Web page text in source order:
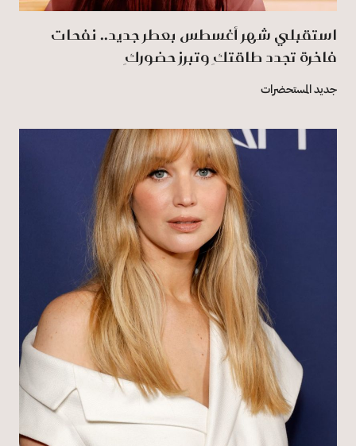
استقبلي شهر أغسطس بعطر جديد.. نفحات
فاخرة تجدد طاقتكِ وتبرز حضوركِ
جديد المستحضرات